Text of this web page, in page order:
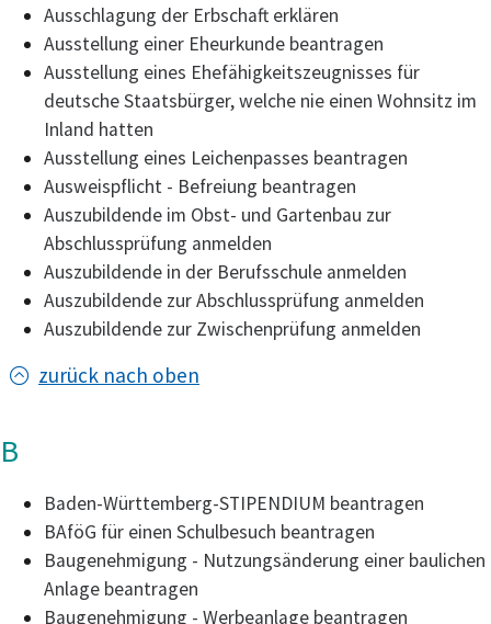
Ausschlagung der Erbschaft erklären
Ausstellung einer Eheurkunde beantragen
Ausstellung eines Ehefähigkeitszeugnisses für
deutsche Staatsbürger, welche nie einen Wohnsitz im
Inland hatten
Ausstellung eines Leichenpasses beantragen
Ausweispflicht - Befreiung beantragen
Auszubildende im Obst- und Gartenbau zur
Abschlussprüfung anmelden
Auszubildende in der Berufsschule anmelden
Auszubildende zur Abschlussprüfung anmelden
Auszubildende zur Zwischenprüfung anmelden
zurück nach oben
B
Baden-Württemberg-STIPENDIUM beantragen
BAföG für einen Schulbesuch beantragen
Baugenehmigung - Nutzungsänderung einer baulichen
Anlage beantragen
Baugenehmigung - Werbeanlage beantragen